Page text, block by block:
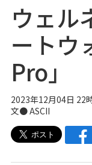
ウェル
ートウ
Pro」
2023年12月04日 22
文● ASCII